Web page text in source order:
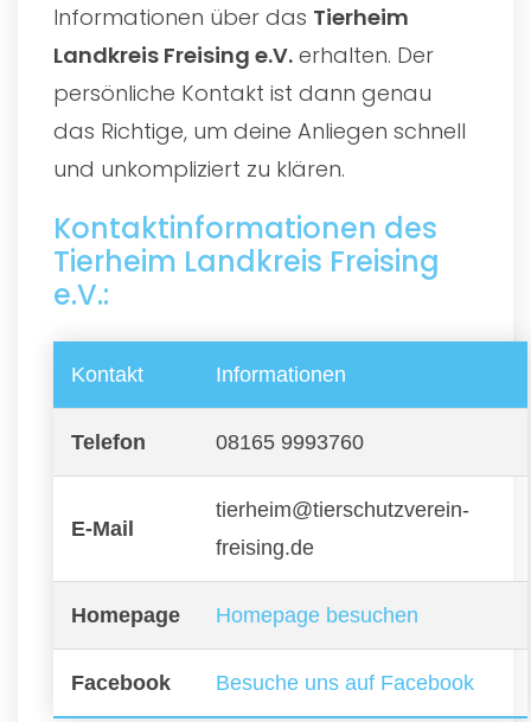
Informationen über das Tierheim
Landkreis Freising e.V. erhalten. Der
persönliche Kontakt ist dann genau
das Richtige, um deine Anliegen schnell
und unkompliziert zu klären.
Kontaktinformationen des
Tierheim Landkreis Freising
e.V.:
Kontakt Informationen
Telefon 08165 9993760
E-Mail
tierheim@tierschutzverein-
freising.de
Homepage Homepage besuchen
Facebook Besuche uns auf Facebook